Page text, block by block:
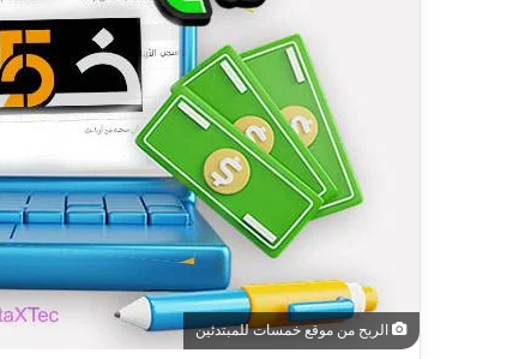
الربح من موقع خمسات للمبتدئين